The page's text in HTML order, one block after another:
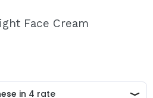
potrai fare i tuoi
lo stato dei tuoi ordini e
precedenti.
UN ACCOUNT
Face Cream